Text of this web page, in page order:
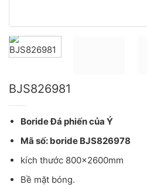
BJS826981
Boride Đá phiến của Ý
Mã số: boride BJS826978
kích thước 800x2600mm
Bề mặt bóng.